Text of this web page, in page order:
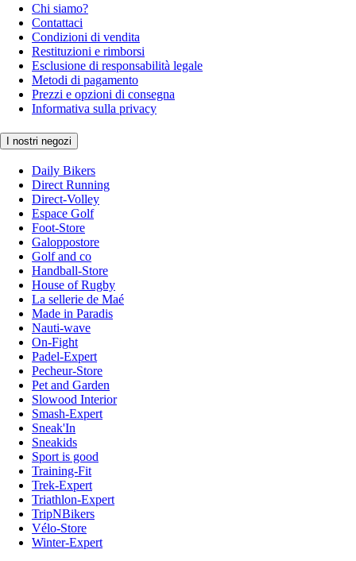
Chi siamo?
Contattaci
Condizioni di vendita
Restituzioni e rimborsi
Esclusione di responsabilità legale
Metodi di pagamento
Prezzi e opzioni di consegna
Informativa sulla privacy
I nostri negozi
Daily Bikers
Direct Running
Direct-Volley
Espace Golf
Foot-Store
Galoppostore
Golf and co
Handball-Store
House of Rugby
La sellerie de Maé
Made in Paradis
Nauti-wave
On-Fight
Padel-Expert
Pecheur-Store
Pet and Garden
Slowood Interior
Smash-Expert
Sneak'In
Sneakids
Sport is good
Training-Fit
Trek-Expert
Triathlon-Expert
TripNBikers
Vélo-Store
Winter-Expert